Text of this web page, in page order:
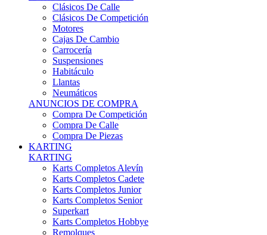
Clásicos De Competición
Motores
Cajas De Cambio
Carrocería
Suspensiones
Habitáculo
Llantas
Neumáticos
ANUNCIOS DE COMPRA
Compra De Competición
Compra De Calle
Compra De Piezas
KARTING
KARTING
Karts Completos Alevín
Karts Completos Cadete
Karts Completos Junior
Karts Completos Senior
Superkart
Karts Completos Hobbye
Remolques
PIEZAS Y EQUIPACIONES